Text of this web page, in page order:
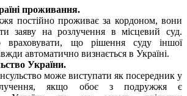
проживання.
постійно проживає за кордоном, вони
заяву на розлучення в місцевий суд.
враховувати, що рішення суду іншої
автоматично визнається в Україні.
України.
може виступати як посередник у
якщо обоє з подружжя є